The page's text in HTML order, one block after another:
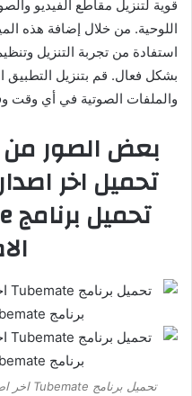
قوية لتنزيل مقاطع الفيديو
اللوحية. من خلال إضافة هذه
استفادة من تجربة التنزيل
بشكل فعال. قم بتنزيل التطبيق
والملفات الصوتية في أي وقت